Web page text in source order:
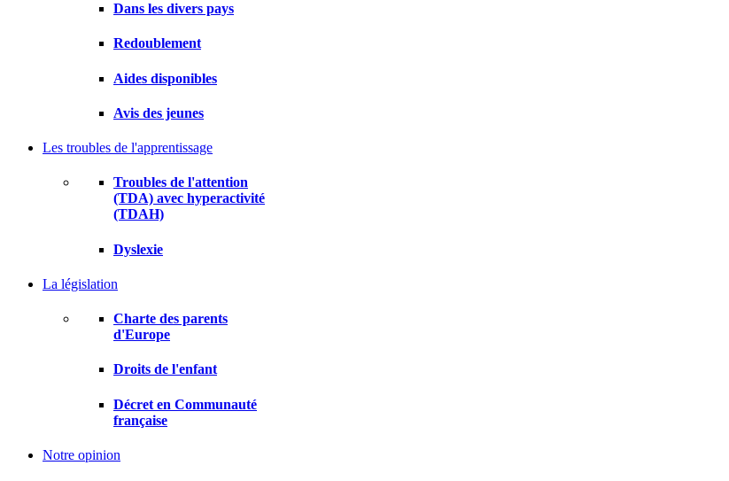
Dans les divers pays
Redoublement
Aides disponibles
Avis des jeunes
Les troubles de l'apprentissage
Troubles de l'attention
(TDA) avec hyperactivité
(TDAH)
Dyslexie
La législation
Charte des parents
d'Europe
Droits de l'enfant
Décret en Communauté
française
Notre opinion